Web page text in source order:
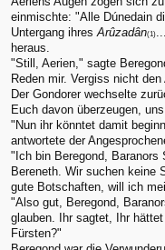
einmischte: "Alle Dúnedain
Untergang ihresArûzadân(1)
heraus.
"Still, Aerien," sagte
Reden mir. Vergiss nicht
Der Gondorer wechselte
Euch davon überzeugen,
"Nun ihr könntet damit
antwortete der
"Ich bin Beregond, Baranors
Bereneth. Wir suchen keine
gute Botschaften, will ich
"Also gut, Beregond,
glauben. Ihr sagtet, Ihr
Fürsten?"